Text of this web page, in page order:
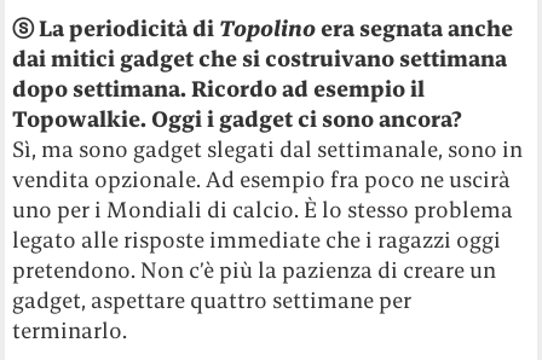
ⓢ La periodicità di Topolinoera segnata anche
dai mitici gadget che si costruivano settimana
dopo settimana. Ricordo ad esempio il
Topowalkie. Oggi i gadget ci sono ancora?
Sì, ma sono gadget slegati dal settimanale, sono in
vendita opzionale. Ad esempio fra poco ne uscirà
uno per i Mondiali di calcio. È lo stesso problema
legato alle risposte immediate che i ragazzi oggi
pretendono. Non c’è più la pazienza di creare un
gadget, aspettare quattro settimane per
terminarlo.